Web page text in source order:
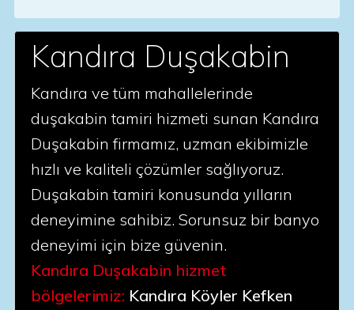
Kandıra Duşakabin
Kandıra ve tüm mahallelerinde
duşakabin tamiri hizmeti sunan Kandıra
Duşakabin firmamız, uzman ekibimizle
hızlı ve kaliteli çözümler sağlıyoruz.
Duşakabin tamiri konusunda yılların
deneyimine sahibiz. Sorunsuz bir banyo
deneyimi için bize güvenin.
Kandıra Duşakabin hizmet
bölgelerimiz: Kandıra Köyler Kefken